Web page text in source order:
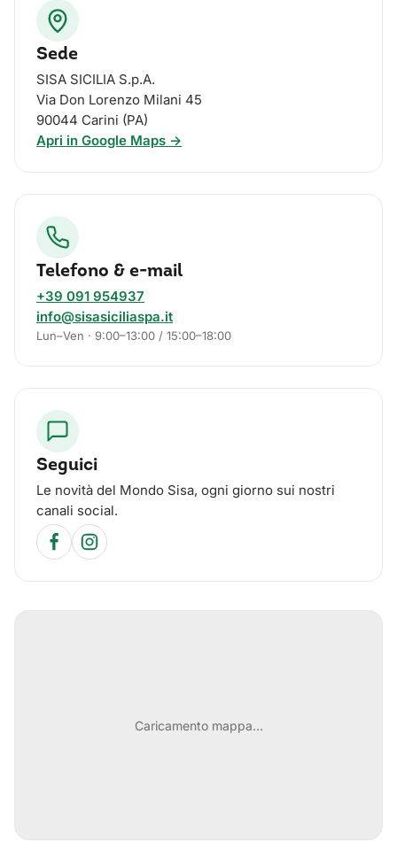
Sede
SISA SICILIA S.p.A.
Via Don Lorenzo Milani 45
90044 Carini (PA)
Apri in Google Maps →
Telefono & e-mail
+39 091 954937
info@sisasiciliaspa.it
Lun–Ven · 9:00–13:00 / 15:00–18:00
Seguici
Le novità del Mondo Sisa, ogni giorno sui nostri
canali social.
Caricamento mappa…